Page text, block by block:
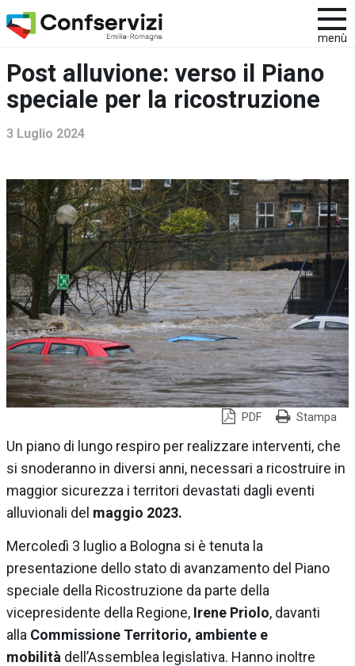
menù
Post alluvione: verso il Piano
speciale per la ricostruzione
3 Luglio 2024
PDF Stampa
Un piano di lungo respiro per realizzare interventi, che
si snoderanno in diversi anni, necessari a ricostruire in
maggior sicurezza i territori devastati dagli eventi
alluvionali del maggio 2023.
Mercoledì 3 luglio a Bologna si è tenuta la
presentazione dello stato di avanzamento del Piano
speciale della Ricostruzione da parte della
vicepresidente della Regione, Irene Priolo, davanti
alla Commissione Territorio, ambiente e
mobilità dell’Assemblea legislativa. Hanno inoltre